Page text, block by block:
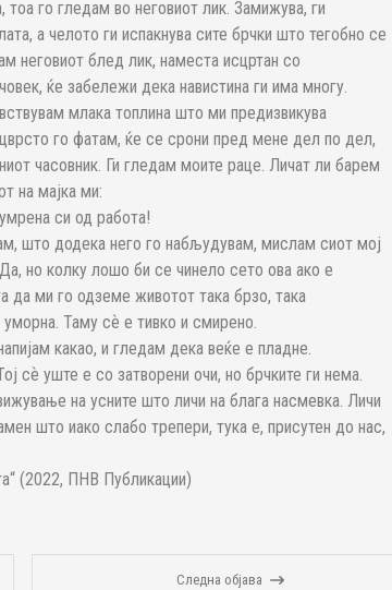
го гледам во неговиот лик. Замижува, ги
а челото ги испакнува сите брчки што тегобно се
неговиот блед лик, наместа исцртан со
ќе забележи дека навистина ги има многу.
млака топлина што ми предизвикува
го фатам, ќе се срони пред мене дел по дел,
часовник. Ги гледам моите раце. Личат ли барем
на мајка ми:
си од работа!
што додека него го набљудувам, мислам сиот мој
но колку лошо би се чинело сето ова ако е
ми го одземе животот така брзо, така
Таму сѐ е тивко и смирено.
какао, и гледам дека веќе е пладне.
сѐ уште е со затворени очи, но брчките ги нема.
на усните што личи на блага насмевка. Личи
што иако слабо трепери, тука е, присутен до нас,
(2022, ПНВ Публикации)
Следна објава